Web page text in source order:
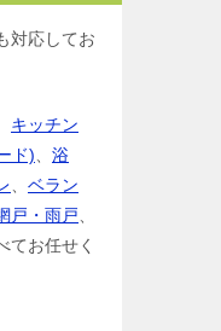
対応してお
キッチン
ド)
浴
ベラン
戸・雨戸
てお任せく